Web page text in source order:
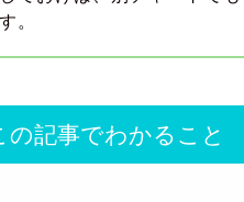
。
の記事でわかること